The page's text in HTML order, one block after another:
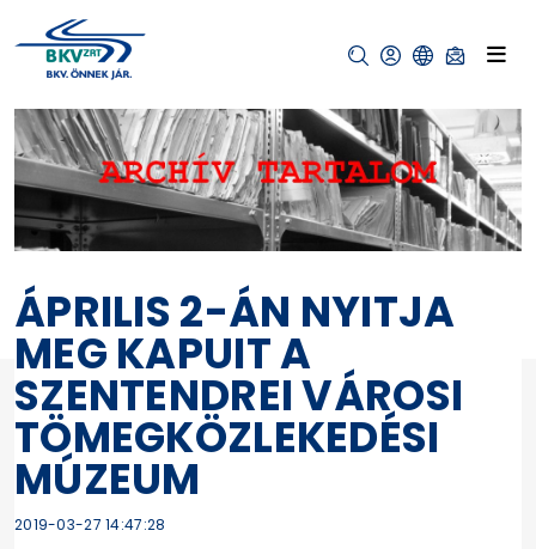
ÁPRILIS 2-ÁN NYITJA
MEG KAPUIT A
SZENTENDREI VÁROSI
TÖMEGKÖZLEKEDÉSI
MÚZEUM
2019-03-27 14:47:28